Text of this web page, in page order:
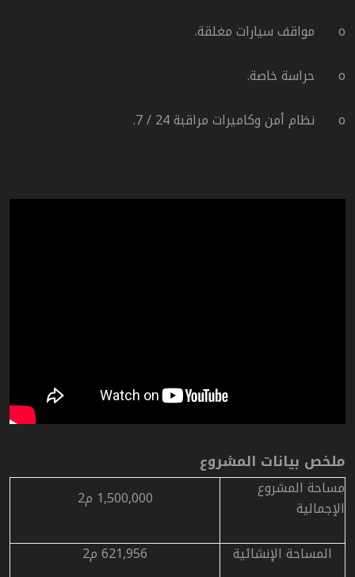
o
مواقف سيارات مغلقة.
o
حراسة خاصة.
o
نظام أمن وكاميرات مراقبة 24 / 7.
ملخص بيانات المشروع
مساحة المشروع
الإجمالية
1,500,000 م2
المساحة الإنشائية 621,956م2